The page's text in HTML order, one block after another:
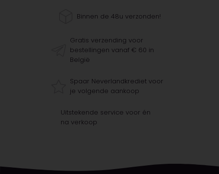
Binnen de 48u verzonden!
Gratis verzending voor
bestellingen vanaf € 60 in
België
Spaar Neverlandkrediet voor
je volgende aankoop
Uitstekende service voor én
na verkoop